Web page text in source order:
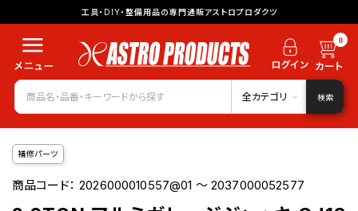
工具・DIY・整備用品の専門通販アストロプロダクツ
0
全カテゴリ 検索
補修パーツ
商品コード：2026000010557@01 ～ 2037000052577